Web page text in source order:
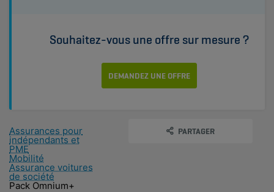
Souhaitez-vous une offre sur mesure ?
DEMANDEZ UNE OFFRE
Assurances pour
indépendants et
PME
Mobilité
Assurance voitures
de société
Pack Omnium+
PARTAGER